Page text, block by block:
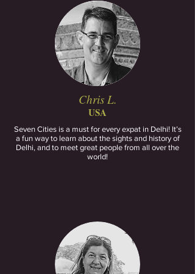
Chris L.
USA
Seven Cities is a must for every expat in Delhi! It’s
a fun way to learn about the sights and history of
Delhi, and to meet great people from all over the
world!